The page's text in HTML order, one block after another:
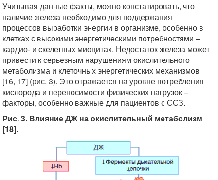
Учитывая данные факты, можно констатировать, что
наличие железа необходимо для поддержания
процессов выработки энергии в организме, особенно в
клетках с высокими энергетическими потребностями –
кардио- и скелетных миоцитах. Недостаток железа может
привести к серьезным нарушениям окислительного
метаболизма и клеточных энергетических механизмов
[16, 17] (рис. 3). Это отражается на уровне потребления
кислорода и переносимости физических нагрузок –
факторы, особенно важные для пациентов с ССЗ.
Рис. 3. Влияние ДЖ на окислительный метаболизм
[18].